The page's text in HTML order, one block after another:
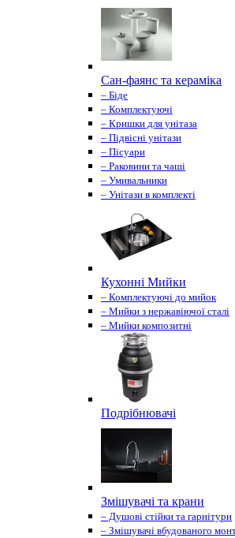
Сан-фаянс та кераміка
– Біде
– Комплектуючі
– Кришки для унітаза
– Підвісні унітази
– Пісуари
– Раковини та чаші
– Умивальники
– Унітази в комплекті
Кухонні Мийки
– Комплектуючі до мийок
– Мийки з нержавіючої сталі
– Мийки композитні
Подрібнювачі
Змішувачі та крани
– Душові стійки та гарнітури
– Змішувачі вбудованого